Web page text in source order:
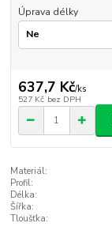
Úprava délky
637,7 Kč/ks
527 Kč bez DPH
Materiál:
Profil:
Délka:
Šířka:
Tloušťka: